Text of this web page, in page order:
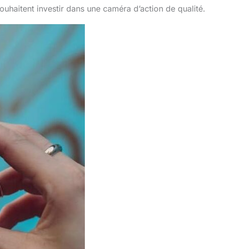
investir dans une caméra d’action de qualité.